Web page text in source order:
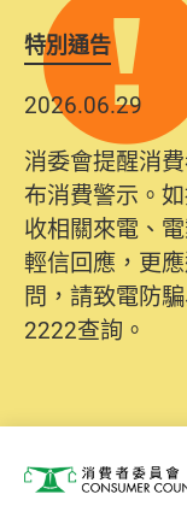
特別通告
2026.06.29
消委會提醒消
布消費警示。
收相關來電、
輕信回應，更
問，請致電防
2222查詢。
2025.10.31
為提升使用者
系統已經進行
10日起，消費
名、電郵及電
詢及建議。所
方便日後作出跟
消費者委員會